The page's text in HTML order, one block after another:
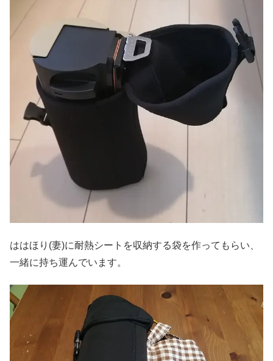
ははほり(妻)に耐熱シートを収納する袋を作ってもらい、
一緒に持ち運んでいます。